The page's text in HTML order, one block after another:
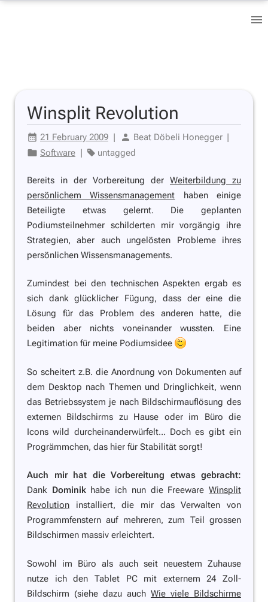
Winsplit Revolution
21 February 2009 | Beat Döbeli Honegger |
Software | untagged
Bereits in der Vorbereitung der Weiterbildung zu
persönlichem Wissensmanagement haben einige
Beteiligte etwas gelernt. Die geplanten
Podiumsteilnehmer schilderten mir vorgängig ihre
Strategien, aber auch ungelösten Probleme ihres
persönlichen Wissensmanagements.
Zumindest bei den technischen Aspekten ergab es
sich dank glücklicher Fügung, dass der eine die
Lösung für das Problem des anderen hatte, die
beiden aber nichts voneinander wussten. Eine
Legitimation für meine Podiumsidee
So scheitert z.B. die Anordnung von Dokumenten auf
dem Desktop nach Themen und Dringlichkeit, wenn
das Betriebssystem je nach Bildschirmauflösung des
externen Bildschirms zu Hause oder im Büro die
Icons wild durcheinanderwürfelt... Doch es gibt ein
Progrämmchen, das hier für Stabilität sorgt!
Auch mir hat die Vorbereitung etwas gebracht:
Dank Dominikhabe ich nun die FreewareWinsplit
Revolution installiert, die mir das Verwalten von
Programmfenstern auf mehreren, zum Teil grossen
Bildschirmen massiv erleichtert.
Sowohl im Büro als auch seit neuestem Zuhause
nutze ich den Tablet PC mit externem 24 Zoll-
Bildschirm (siehe dazu auch Wie viele Bildschirme